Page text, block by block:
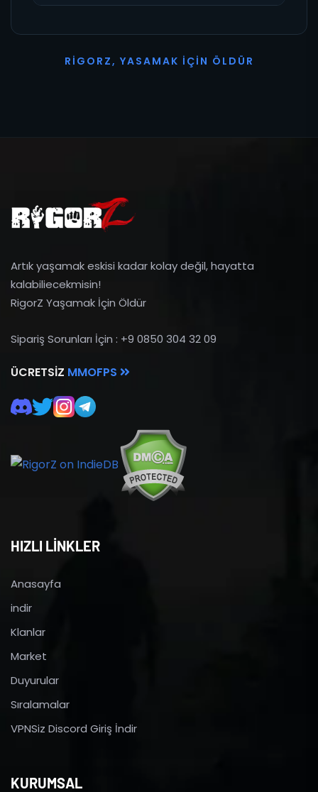
R I G O R Z, YASAMAK İ ÇI N Ö L D Ü R
Artık yaşamak eskisi kadar kolay değil, hayatta
kalabiliecekmisin!
RigorZ Yaşamak İçin Öldür
Sipariş Sorunları İçin : +9 0850 304 32 09
ÜCRETSIZ MMOFPS
HIZLI LİNKLER
Anasayfa
indir
Klanlar
Market
Duyurular
Sıralamalar
VPNSiz Discord Giriş İndir
KURUMSAL